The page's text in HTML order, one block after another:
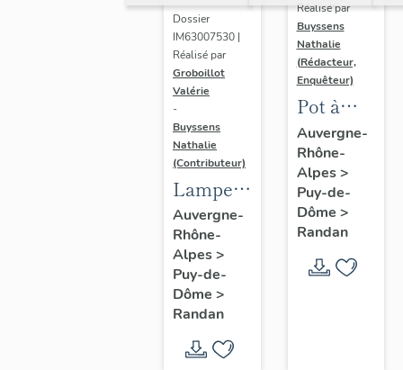
Dossier
IM63007530 |
Réalisé par
Groboillot
Valérie
-
Buyssens
Nathalie
(Contributeur)
Lampe à
pétrole
n° 1
Auvergne-
Rhône-
Alpes>
Puy-de-
Dôme >
Randan
Réalisé par
Buyssens
Nathalie
(Rédacteur,
Enquêteur)
Pot à
crème n°
3
Auvergne-
Rhône-
Alpes>
Puy-de-
Dôme >
Randan